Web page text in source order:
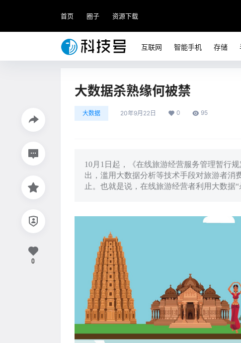
首页 圈子 资源下载
互联网 智能手机 存储
大数据杀熟缘何被禁
大数据 20年9月22日 0 95
10月1日起，《在线旅游经营服务管理暂行
出，滥用大数据分析等技术手段对旅游者消
止。也就是说，在线旅游经营者利用大数据“
0